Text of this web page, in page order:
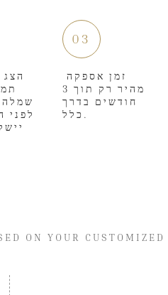
הצג
שמלה
לפני
03
זמן אספקה ​​
מהיר רק תוך 3
חודשים בדרך
כלל.
ON YOUR CUSTOMIZED